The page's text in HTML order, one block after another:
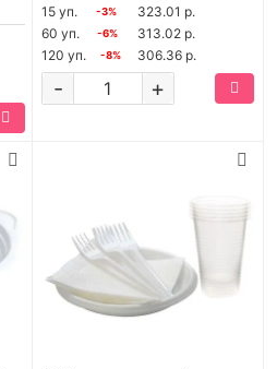
15 уп.
-3%
323.01 р.
60 уп.
-6%
313.02 р.
120 уп.
-8% 306.36 р.
+
-